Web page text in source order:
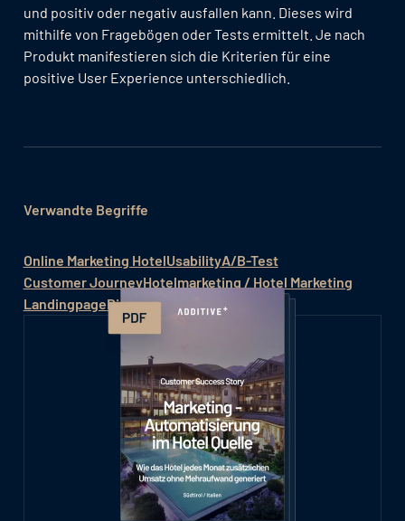
und positiv oder negativ ausfallen kann. Dieses wird
mithilfe von Fragebögen oder Tests ermittelt. Je nach
Produkt manifestieren sich die Kriterien für eine
positive User Experience unterschiedlich.
Verwandte Begriffe
Online Marketing HotelUsabilityA/B-Test
Customer JourneyHotelmarketing / Hotel Marketing
LandingpageDigital Marketing Hotel